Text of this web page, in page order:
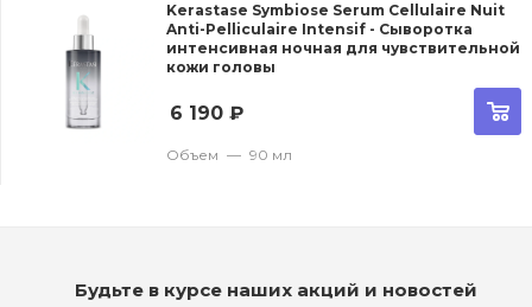
Kerastase Symbiose Serum Cellulaire Nuit
Anti-Pelliculaire Intensif - Сыворотка
интенсивная ночная для чувствительной
кожи головы
6 190 ₽
Объем — 90 мл
Будьте в курсе наших акций и новостей